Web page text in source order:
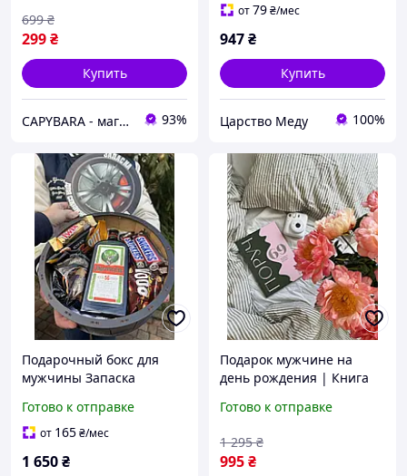
299₴
699 ₴
Купить
CAPYBARA - магазин подарков 93%
от79₴/мес
947₴
Купить
Царство Меду 100%
Подарочный бокс для
мужчины Запаска
подарок мужчине на день
рождения
Готово к отправке
от 165₴/мес
1 650₴
Подарок мужчине на
день рождения | Книга
пар Poruch
Готово к отправке
995₴
1 295 ₴